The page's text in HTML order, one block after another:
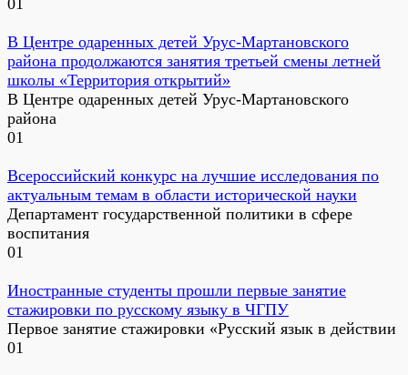
В Центре одаренных детей Урус-Мартановского
района продолжаются занятия третьей смены летней
школы «Территория открытий»
В Центре одаренных детей Урус-Мартановского
района
01
Всероссийский конкурс на лучшие исследования по
актуальным темам в области исторической науки
Департамент государственной политики в сфере
воспитания
01
Иностранные студенты прошли первые занятие
стажировки по русскому языку в ЧГПУ
Первое занятие стажировки «Русский язык в действии
01